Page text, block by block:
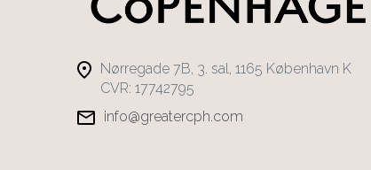
Nørregade 7B, 3. sal, 1165 København K
CVR: 17742795
info@greatercph.com